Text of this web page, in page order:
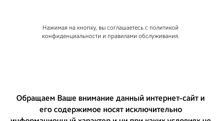
Нажимая на кнопку, вы соглашаетесь c политикой
конфиденциальности и правилами обслуживания.
Обращаем Ваше внимание данный интернет-сайт и
его содержимое носят исключительно